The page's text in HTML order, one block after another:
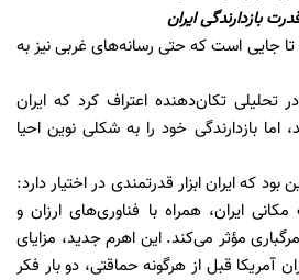
بازدارندگی ایران
تا جایی است که حتی رسانه‌های غربی نیز به
تحلیلی تکان‌دهنده اعتراف کرد که ایران
بازدارندگی خود را به شکلی نوین احیا
که ایران ابزار قدرتمندی در اختیار دارد:
ایران، همراه با فناوری‌های ارزان و
مؤثر می‌کند. این اهرم جدید، مزایای
آمریکا قبل از هرگونه حماقتی، دو بار فکر